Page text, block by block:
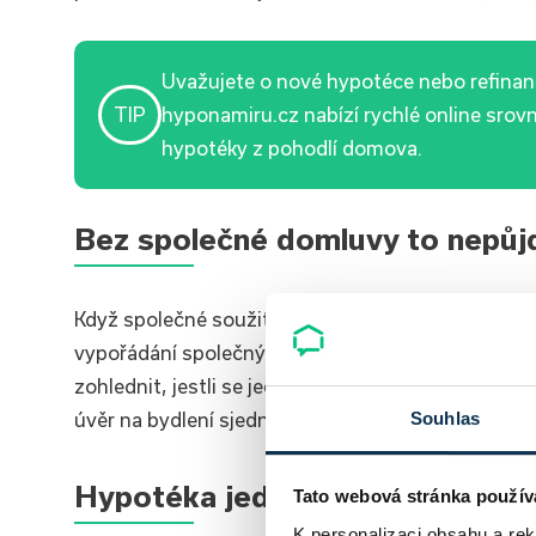
Souhlas
Tato webová stránka
TIP
Uvažujete o nové hypotéce nebo
hyponamiru.cz nabízí rychlé online
hypotéky z pohodlí domova.
Bez společné domluvy to
Když společné soužití definitivně skončí, je
vypořádání společných závazků.
zohlednit, jestli se jedná o společnou hypotéku
úvěr na bydlení sjednán ještě před vstupem do
Hypotéka jednoho z partnerů